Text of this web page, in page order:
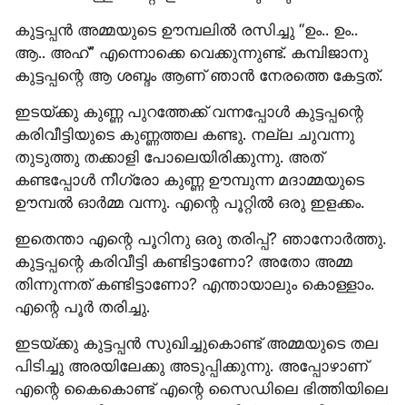
കുട്ടപ്പൻ അമ്മയുടെ ഊമ്പലിൽ രസിച്ചു “ഉം.. ഉം..
ആ.. അഹ്” എന്നൊക്കെ വെക്കുന്നുണ്ട്. കമ്പിജാനു
കുട്ടപ്പന്റെ ആ ശബ്ദം ആണ് ഞാൻ നേരത്തെ കേട്ടത്.
ഇടയ്ക്കു കുണ്ണ പുറത്തേക്ക് വന്നപ്പോൾ കുട്ടപ്പന്റെ
കരിവീട്ടിയുടെ കുണ്ണത്തല കണ്ടു. നല്ല ചുവന്നു
തുടുത്തു തക്കാളി പോലെയിരിക്കുന്നു. അത്
കണ്ടപ്പോൾ നീഗ്രോ കുണ്ണ ഊമ്പുന്ന മദാമ്മയുടെ
ഊമ്പൽ ഓർമ്മ വന്നു. എന്റെ പൂറ്റിൽ ഒരു ഇളക്കം.
ഇതെന്താ എന്റെ പൂറിനു ഒരു തരിപ്പ്? ഞാനോർത്തു.
കുട്ടപ്പന്റെ കരിവീട്ടി കണ്ടിട്ടാണോ? അതോ അമ്മ
തിന്നുന്നത് കണ്ടിട്ടാണോ? എന്തായാലും കൊള്ളാം.
എന്റെ പൂർ തരിച്ചു.
ഇടയ്ക്കു കുട്ടപ്പൻ സുഖിച്ചുകൊണ്ട് അമ്മയുടെ തല
പിടിച്ചു അരയിലേക്കു അടുപ്പിക്കുന്നു. അപ്പോഴാണ്
എന്റെ കൈകൊണ്ട് എന്റെ സൈഡിലെ ഭിത്തിയിലെ